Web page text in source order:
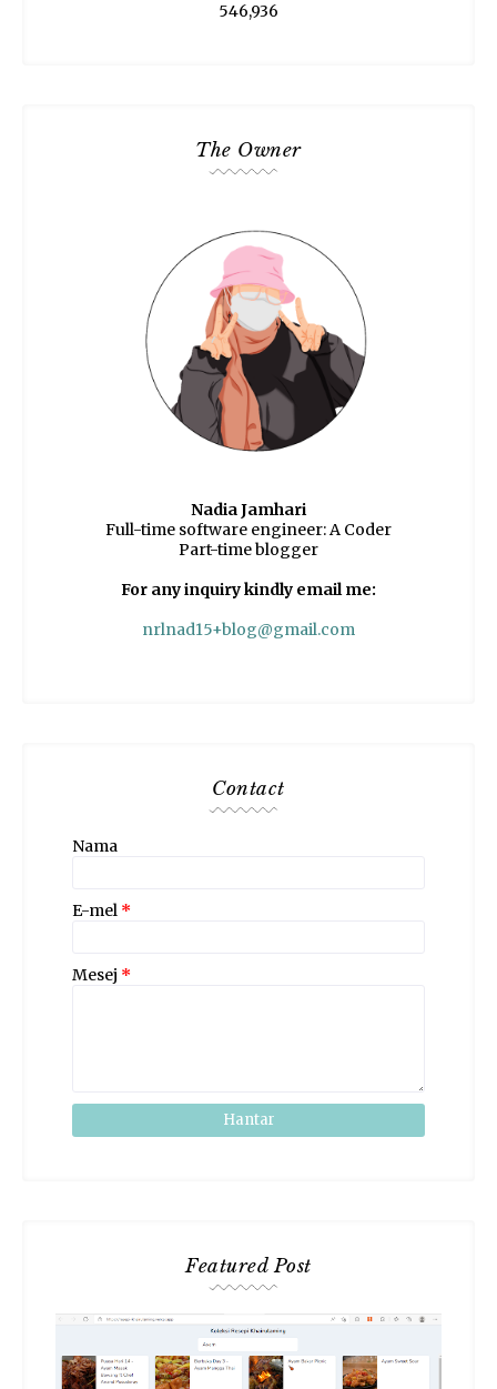
546,936
The Owner
Nadia Jamhari
Full-time software engineer: A Coder
Part-time blogger
For any inquiry kindly email me:
nrlnad15+blog@gmail.com
Contact
Nama
E-mel *
Mesej *
Featured Post